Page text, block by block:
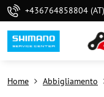
+436764858804 (AT)
Home Abbigliamento